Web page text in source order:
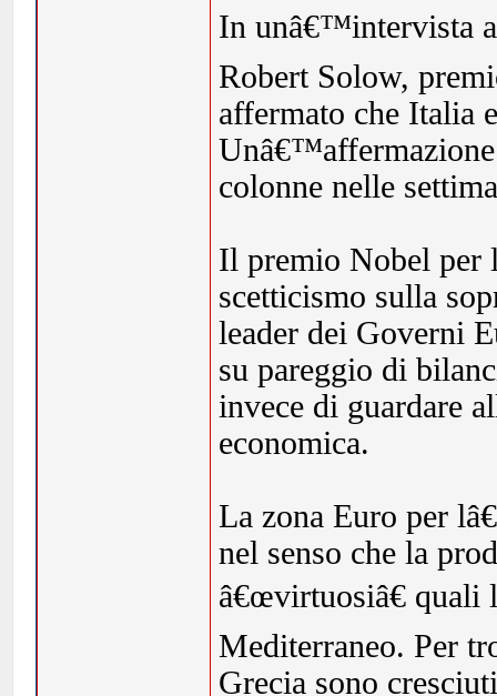
In unâ€™intervista
Robert Solow,
affermato che Italia
Unâ€™affermazione
colonne nelle
Il premio Nobel per
scetticismo sulla
leader dei Governi
su pareggio di
invece di guardare
economica.
La zona Euro per
nel senso che la
â€œvirtuosiâ€ quali
Mediterraneo. Per
Grecia sono